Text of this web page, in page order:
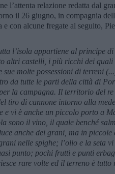
l’attenta relazione redatta dal
il 26 giugno, in compagnia
con alcune fregate al seguito,
l’isola appartiene al principe
altri castelli, i più ricchi dei quali
molte possessioni di terreni
da tutte le parti della città di
la campagna. Il territorio del
tiro di cannone intorno alla
e vi è anche un piccolo porto a
sono il vino, il quale benché
anche dei grani, ma in piccole
nelle spighe; l’olio e la seta
punto; pochi frutti e punti
rare volte ed il terreno è tutto